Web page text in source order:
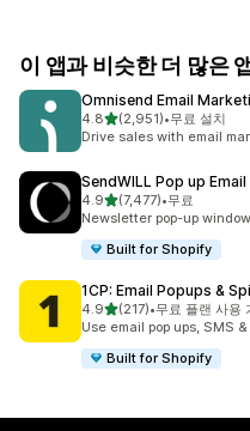
이 앱과 비슷한 더 많은
Omnisend Email
4.8별 5개 중
(2,951)
총 리뷰 2951개
•무료 설치
Drive sales with email
SendWILL Pop up
4.9별 5개 중
(7,477)
총 리뷰 7477개
•무료
Newsletter pop-up
Built for Shopify
1CP: Email Popups &
4.9별 5개 중
(217)
총 리뷰 217개
•무료 플랜 사용
Use email pop ups, SMS
Built for Shopify